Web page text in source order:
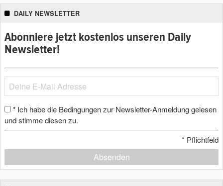
DAILY NEWSLETTER
Abonniere jetzt kostenlos unseren Daily
Newsletter!
* Ich habe die Bedingungen zur Newsletter-Anmeldung gelesen
und stimme diesen zu.
* Pflichtfeld
Absenden